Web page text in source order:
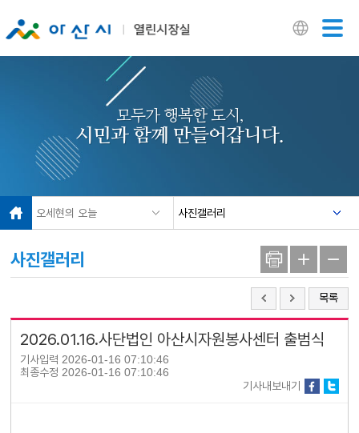
닫기
모두가 행복한 도시,
시민과 함께 만들어갑니다.
오세현의 오늘 사진갤러리
사진갤러리
목록
2026.01.16.사단법인 아산시자원봉사센터 출범식
기사입력 2026-01-16 07:10:46
최종수정 2026-01-16 07:10:46
기사내보내기